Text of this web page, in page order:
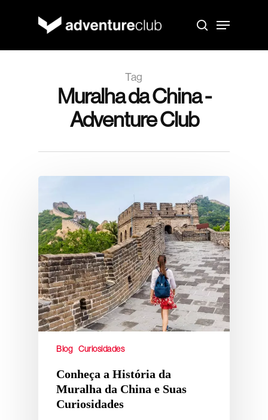
search
Menu
Tag
Muralha da China -
Adventure Club
Blog Curiosidades
Conheça a História da
Muralha da China e Suas
Curiosidades